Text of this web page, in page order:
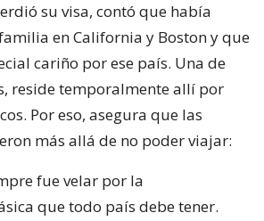
su visa, contó que había
en California y Boston y que
cariño por ese país. Una de
reside temporalmente allí por
Por eso, asegura que las
más allá de no poder viajar:
fue velar por la
que todo país debe tener.